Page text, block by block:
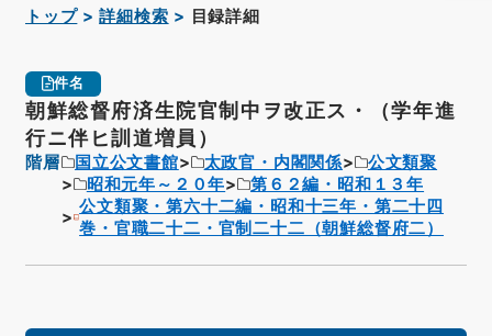
トップ 詳細検索 目録詳細
件名
朝鮮総督府済生院官制中ヲ改正ス・（学年進
行ニ伴ヒ訓道増員）
階層 国立公文書館 太政官・内閣関係
公文類聚
昭和元年～２０年
第６２編・昭和１３年
公文類聚・第六十二編・昭和十三年・第二十四
巻・官職二十二・官制二十二（朝鮮総督府二）